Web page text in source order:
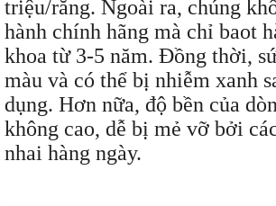
triệu/răng. Ngoài ra, chúng
hành chính hãng mà chỉ baot
khoa từ 3-5 năm. Đồng thời,
màu và có thể bị nhiễm xanh
dụng. Hơn nữa, độ bền của
không cao, dễ bị mẻ vỡ bởi
nhai hàng ngày.